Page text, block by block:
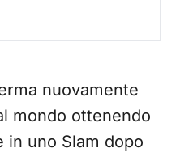
nuovamente
mondo ottenendo
in uno Slam dopo